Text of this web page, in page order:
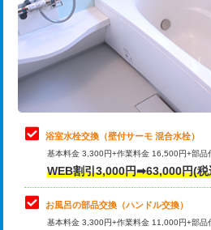
桝清掃
止水・漏水調査・防水処理・清掃・修
理・調整・分解・加工など（軽作業
止水・漏水調査・防水処理・清掃・修
理・調整・分解・加工など（中作業）
止水・漏水調査・防水処理・清掃・
理・調整・分解・加工など（重作業
トイレタンク脱着
浴室水栓交換（壁付サーモ 混合水栓）
基本料金 3,300円+作業料金 16,500円+部
WEB割引3,000円➡63,000円(税
お風呂の部品交換（ハンドル交換）
基本料金 3,300円+作業料金 11,000円+部